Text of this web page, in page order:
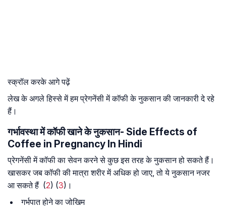
स्क्रॉल करके आगे पढ़ें
लेख के अगले हिस्से में हम प्रेगनेंसी में कॉफी के नुकसान की जानकारी दे रहे
हैं।
गर्भावस्था में कॉफी खाने के नुकसान- Side Effects of
Coffee in Pregnancy In Hindi
प्रेगनेंसी में कॉफी का सेवन करने से कुछ इस तरह के नुकसान हो सकते हैं।
खासकर जब कॉफी की मात्रा शरीर में अधिक हो जाए, तो ये नुकसान नजर
आ सकते हैं (2) (3)।
गर्भपात होने का जोखिम